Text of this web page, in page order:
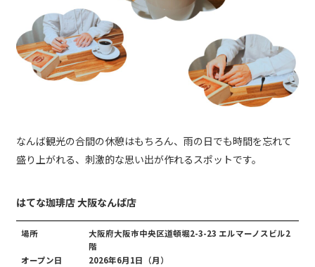
なんば観光の合間の休憩はもちろん、雨の日でも時間を忘れて
盛り上がれる、刺激的な思い出が作れるスポットです。
はてな珈琲店 大阪なんば店
場所
大阪府大阪市中央区道頓堀2-3-23 エルマーノスビル2
階
オープン日
2026年6月1日（月）